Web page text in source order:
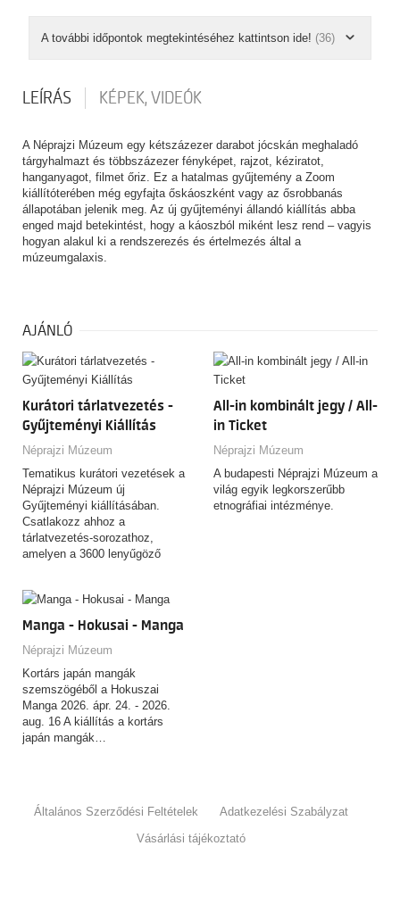
A további időpontok megtekintéséhez kattintson ide! (36)
LEÍRÁS KÉPEK, VIDEÓK
A Néprajzi Múzeum egy kétszázezer darabot jócskán meghaladó
tárgyhalmazt és többszázezer fényképet, rajzot, kéziratot,
hanganyagot, filmet őriz. Ez a hatalmas gyűjtemény a Zoom
kiállítóterében még egyfajta őskáoszként vagy az ősrobbanás
állapotában jelenik meg. Az új gyűjteményi állandó kiállítás abba
enged majd betekintést, hogy a káoszból miként lesz rend – vagyis
hogyan alakul ki a rendszerezés és értelmezés által a
múzeumgalaxis.
AJÁNLÓ
Kurátori tárlatvezetés -
Gyűjteményi Kiállítás
Néprajzi Múzeum
Tematikus kurátori vezetések a
Néprajzi Múzeum új
Gyűjteményi kiállításában.
Csatlakozz ahhoz a
tárlatvezetés-sorozathoz,
amelyen a 3600 lenyűgöző
All-in kombinált jegy / All-
in Ticket
Néprajzi Múzeum
A budapesti Néprajzi Múzeum a
világ egyik legkorszerűbb
etnográfiai intézménye.
Manga - Hokusai - Manga
Néprajzi Múzeum
Kortárs japán mangák
szemszögéből a Hokuszai
Manga 2026. ápr. 24. - 2026.
aug. 16 A kiállítás a kortárs
japán mangák…
Általános Szerződési Feltételek
Adatkezelési Szabályzat
Vásárlási tájékoztató